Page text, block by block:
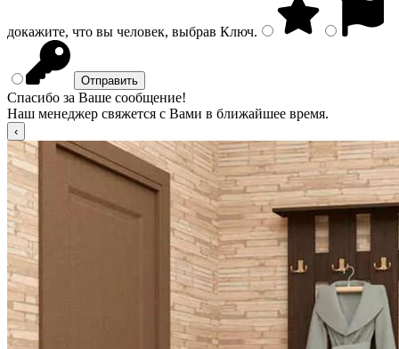
докажите, что вы человек, выбрав Ключ.
Спасибо за Ваше сообщение!
Наш менеджер свяжется с Вами в ближайшее время.